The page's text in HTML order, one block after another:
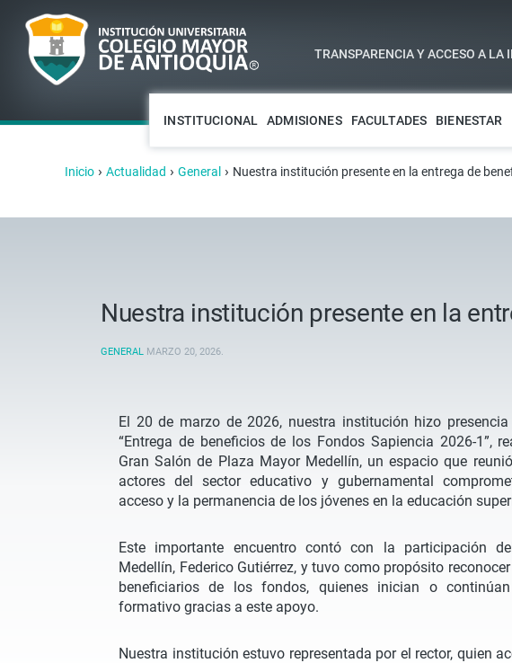
TRANSPARENCIA Y ACCESO A LA
INSTITUCIONAL ADMISIONES FACULTADES BIENESTAR
Inicio › Actualidad › General › Nuestra institución presente en la entrega de
Nuestra institución presente en la
GENERAL MARZO 20, 2026.
El 20 de marzo de 2026, nuestra institución hizo
“Entrega de beneficios de los Fondos Sapiencia 2026-1”,
Gran Salón de Plaza Mayor Medellín, un espacio que
actores del sector educativo y gubernamental
acceso y la permanencia de los jóvenes en la educación
Este importante encuentro contó con la participación
Medellín, Federico Gutiérrez, y tuvo como propósito
beneficiarios de los fondos, quienes inician o
formativo gracias a este apoyo.
Nuestra institución estuvo representada por el rector, quien